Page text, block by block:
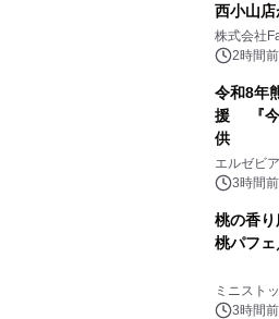
西小山店
株式会社
2時間前
令和8年
援 『今
供
エルゼビ
3時間前
桃の香
桃パフ
ミニスト
3時間前